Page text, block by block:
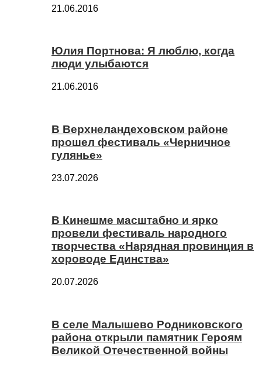
21.06.2016
Юлия Портнова: Я люблю, когда
люди улыбаются
21.06.2016
В Верхнеландеховском районе
прошел фестиваль «Черничное
гулянье»
23.07.2026
В Кинешме масштабно и ярко
провели фестиваль народного
творчества «Нарядная провинция в
хороводе Единства»
20.07.2026
В селе Малышево Родниковского
района открыли памятник Героям
Великой Отечественной войны